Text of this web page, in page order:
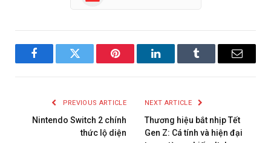
FacebookTwitter Pinterest LinkedInTumblr Email
PREVIOUS ARTICLE
Nintendo Switch 2 chính
thức lộ diện
NEXT ARTICLE
Thương hiệu bắt nhịp Tết
Gen Z: Cá tính và hiện đại